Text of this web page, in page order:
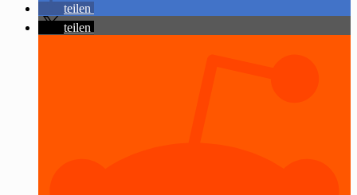
teilen
teilen